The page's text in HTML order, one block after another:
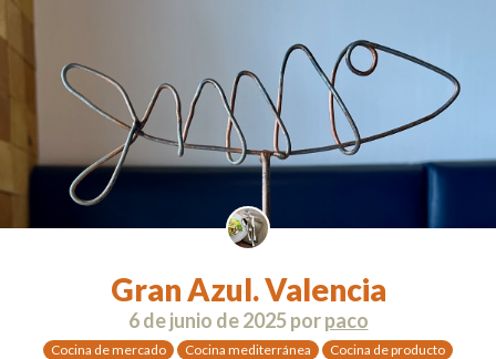
Gran Azul. Valencia
6 de junio de 2025porpaco
Cocina de mercado Cocina mediterránea
Cocina de producto